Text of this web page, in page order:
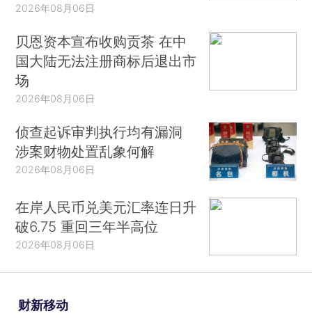
2026年08月06日
贝恩资本宣布收购贡茶 在中
国大陆无法注册商标后退出市
场
2026年08月06日
侦查起诉审判执行均有漏洞
涉案财物处置乱象何解
2026年08月06日
在岸人民币兑美元汇率连日升
破6.75 重回三年半高位
2026年08月06日
财新移动